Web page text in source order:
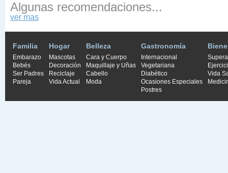
Algunas recomendaciones...
ver mas
Familia
Embarazo
Bebés
Ser Padres
Pareja
Hogar
Mascotas
Decoración
Reciclaje
Vida Actual
Belleza
Cara y Cuerpo
Maquillaje y Uñas
Cabello
Moda
Gastronomía
Internacional
Vegetariana
Diabético
Ocasiones Especiales
Postres
Vida